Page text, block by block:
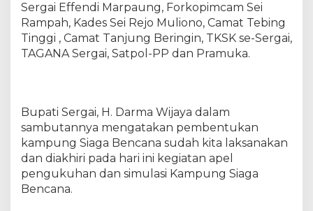
B
e
n
c
D
e
s
a
S
e
Sergai Effendi Marpaung, Forkopimcam Sei
Rampah, Kades Sei Rejo Muliono, Camat Tebing
Tinggi , Camat Tanjung Beringin, TKSK se-Sergai,
TAGANA Sergai, Satpol-PP dan Pramuka.
Bupati Sergai, H. Darma Wijaya dalam
sambutannya mengatakan pembentukan
kampung Siaga Bencana sudah kita laksanakan
dan diakhiri pada hari ini kegiatan apel
pengukuhan dan simulasi Kampung Siaga
Bencana.